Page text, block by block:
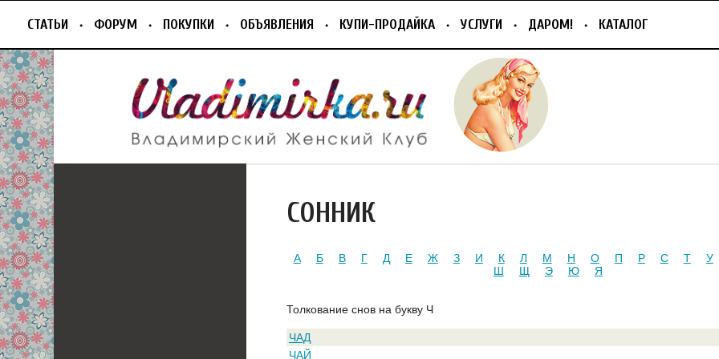
СТАТЬИ ФОРУМ ПОКУПКИ ОБЪЯВЛЕНИЯ КУПИ-ПРОДАЙКА УСЛУГИ ДАРОМ! КАТАЛОГ
СОННИК
А Б В Г Д Е Ж З И К Л М Н О П Р С Т
У
Ш
Щ Э Ю Я
Толкование снов на букву Ч
ЧАД
ЧАЙ